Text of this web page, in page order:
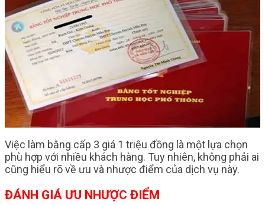
Việc làm bằng cấp 3 giá 1 triệu đồng là một lựa chọn
phù hợp với nhiều khách hàng. Tuy nhiên, không phải ai
cũng hiểu rõ về ưu và nhược điểm của dịch vụ này.
ĐÁNH GIÁ ƯU NHƯỢC ĐIỂM